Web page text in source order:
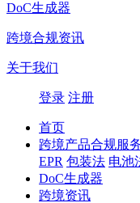
DoC生成器
跨境合规资讯
关于我们
登录 注册
首页
跨境产品合规服
EPR 包装法 电池
DoC生成器
跨境资讯